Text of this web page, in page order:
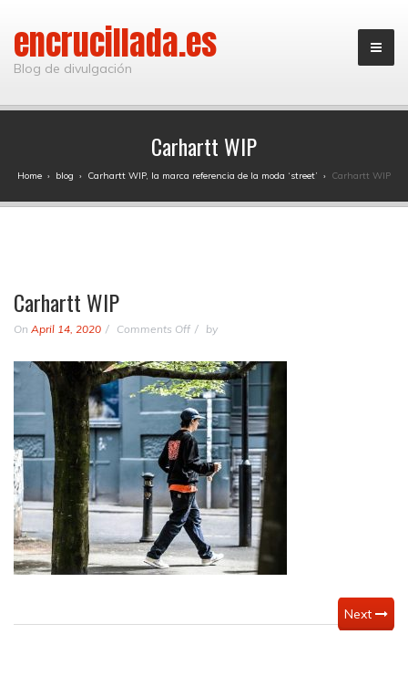
encrucillada.es
Blog de divulgación
Carhartt WIP
Home › blog › Carhartt WIP, la marca referencia de la moda ‘street’ › Carhartt WIP
Carhartt WIP
On April 14, 2020 Comments Offon
WIP
by
Next